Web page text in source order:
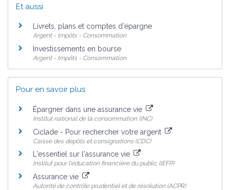
Et aussi
Livrets, plans et comptes d'épargne
Argent - Impôts - Consommation
Investissements en bourse
Argent - Impôts - Consommation
Pour en savoir plus
Épargner dans une assurance vie
Institut national de la consommation (INC)
Ciclade - Pour rechercher votre argent
Caisse des dépôts et consignations (CDC)
L'essentiel sur l'assurance vie
Institut pour l'éducation financière du public (IEFP)
Assurance vie
Autorité de contrôle prudentiel et de résolution (ACPR)